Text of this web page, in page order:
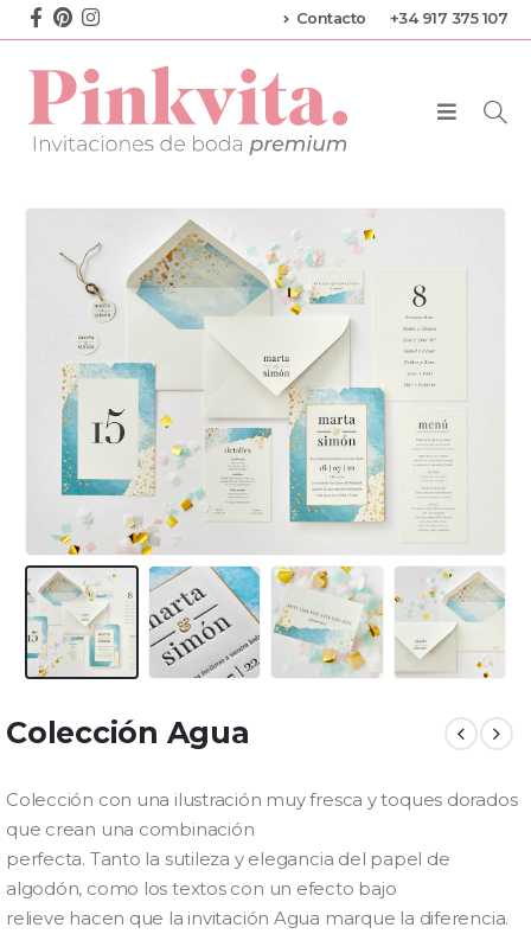
Contacto +34 917 375 107
Colección Agua
Colección con una ilustración muy fresca y toques dorados
que crean una combinación
perfecta. Tanto la sutileza y elegancia del papel de
algodón, como los textos con un efecto bajo
relieve hacen que la invitación Agua marque la diferencia.